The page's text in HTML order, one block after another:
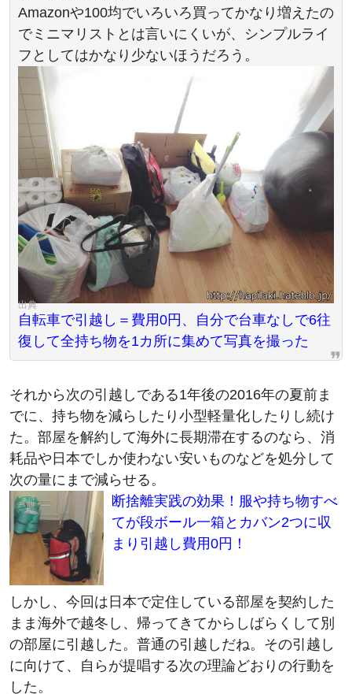
Amazonや100均でいろいろ買ってかなり増えたの
でミニマリストとは言いにくいが、シンプルライ
フとしてはかなり少ないほうだろう。
自転車で引越し＝費用0円、自分で台車なしで6往
復して全持ち物を1カ所に集めて写真を撮った
それから次の引越しである1年後の2016年の夏前ま
でに、持ち物を減らしたり小型軽量化したりし続け
た。部屋を解約して海外に長期滞在するのなら、消
耗品や日本でしか使わない安いものなどを処分して
次の量にまで減らせる。
断捨離実践の効果！服や持ち物すべ
てが段ボール一箱とカバン2つに収
まり引越し費用0円！
しかし、今回は日本で定住している部屋を契約した
まま海外で越冬し、帰ってきてからしばらくして別
の部屋に引越した。普通の引越しだね。その引越し
に向けて、自らが提唱する次の理論どおりの行動を
した。